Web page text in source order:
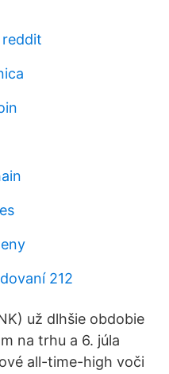
212
už dlhšie obdobie
na trhu a 6. júla
all-time-high voči